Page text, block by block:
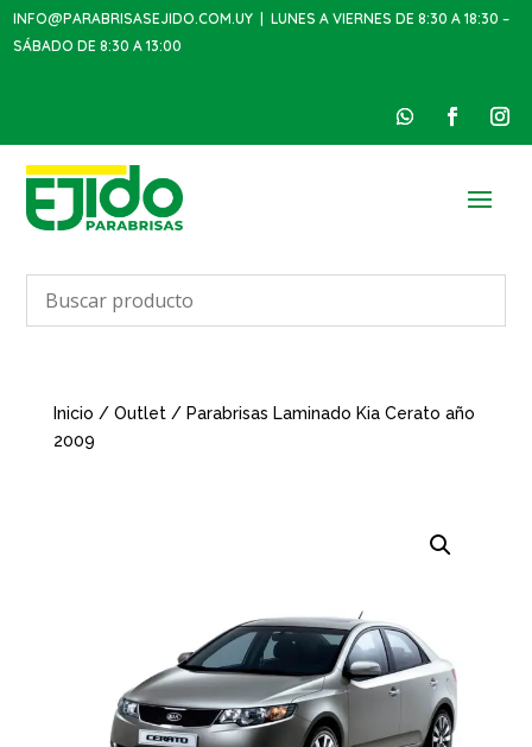
INFO@PARABRISASEJIDO.COM.UY | LUNES A VIERNES DE 8:30 A 18:30 –
SÁBADO DE 8:30 A 13:00
Inicio / Outlet/ Parabrisas Laminado Kia Cerato año
2009